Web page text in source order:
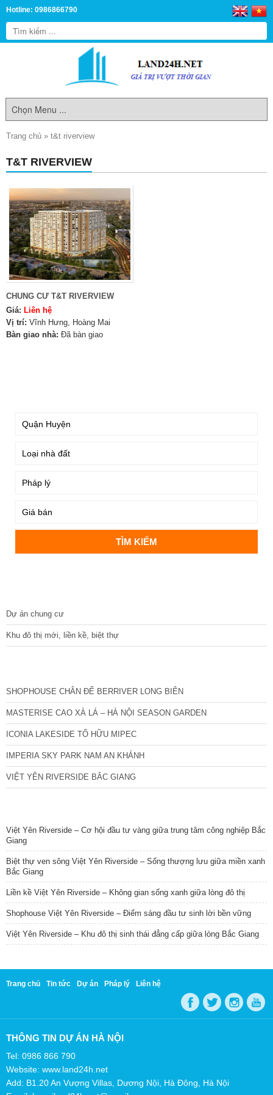
Hotline: 0986866790
Trang chủ » t&t riverview
T&T RIVERVIEW
CHUNG CƯ T&T RIVERVIEW
Giá: Liên hệ
Vị trí: Vĩnh Hưng, Hoàng Mai
Bàn giao nhà: Đã bàn giao
Dự án chung cư
Khu đô thị mới, liền kề, biệt thự
SHOPHOUSE CHÂN ĐẾ BERRIVER LONG BIÊN
MASTERISE CAO XÀ LÁ – HÀ NỘI SEASON GARDEN
ICONIA LAKESIDE TỐ HỮU MIPEC
IMPERIA SKY PARK NAM AN KHÁNH
VIỆT YÊN RIVERSIDE BẮC GIANG
Việt Yên Riverside – Cơ hội đầu tư vàng giữa trung tâm công nghiệp Bắc
Giang
Biệt thự ven sông Việt Yên Riverside – Sống thượng lưu giữa miền xanh
Bắc Giang
Liền kề Việt Yên Riverside – Không gian sống xanh giữa lòng đô thị
Shophouse Việt Yên Riverside – Điểm sáng đầu tư sinh lời bền vững
Việt Yên Riverside – Khu đô thị sinh thái đẳng cấp giữa lòng Bắc Giang
Trang chủ Tin tức Dự án Pháp lý Liên hệ
THÔNG TIN DỰ ÁN HÀ NỘI
Tel: 0986 866 790
Website: www.land24h.net
Add: B1.20 An Vượng Villas, Dương Nội, Hà Đông, Hà Nội